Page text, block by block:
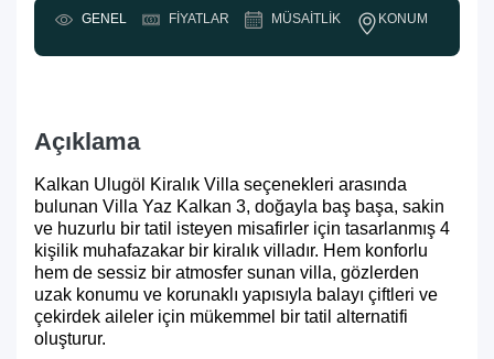
GENEL FIYATLAR MÜSAITLIK KONUM
Açıklama
Kalkan Ulugöl Kiralık Villa seçenekleri arasında
bulunan Villa Yaz Kalkan 3, doğayla baş başa, sakin
ve huzurlu bir tatil isteyen misafirler için tasarlanmış 4
kişilik muhafazakar bir kiralık villadır. Hem konforlu
hem de sessiz bir atmosfer sunan villa, gözlerden
uzak konumu ve korunaklı yapısıyla balayı çiftleri ve
çekirdek aileler için mükemmel bir tatil alternatifi
oluşturur.